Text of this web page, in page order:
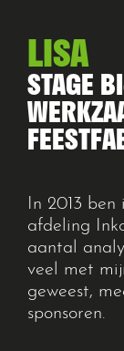
LISA
STAGE
In 2013
afdeling
aantal
veel met
geweest,
sponsoren.